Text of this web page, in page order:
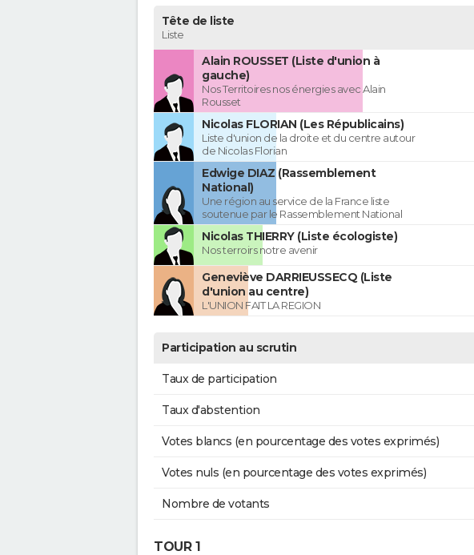
Tête de liste
Liste
Alain ROUSSET (Liste d'union à
gauche)
Nos Territoires nos énergies avec Alain
Rousset
Nicolas FLORIAN (Les Républicains)
Liste d'union de la droite et du centre autour
de Nicolas Florian
Edwige DIAZ (Rassemblement
National)
Une région au service de la France liste
soutenue par le Rassemblement National
Nicolas THIERRY (Liste écologiste)
Nos terroirs notre avenir
Geneviève DARRIEUSSECQ (Liste
d'union au centre)
L'UNION FAIT LA REGION
Participation au scrutin
Taux de participation
Taux d'abstention
Votes blancs (en pourcentage des votes exprimés)
Votes nuls (en pourcentage des votes exprimés)
Nombre de votants
TOUR 1